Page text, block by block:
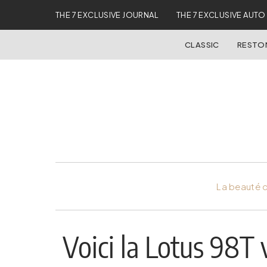
THE 7 EXCLUSIVE JOURNAL THE 7 EXCLUSIVE AUTO
CLASSIC
La beauté
Voici la Lotus 98T